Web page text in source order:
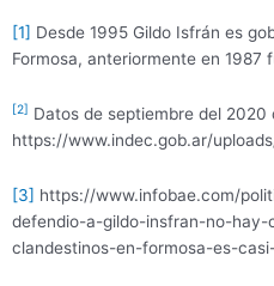
[1] Desde 1995 Gildo Isfrán es
Formosa, anteriormente en 1987
[2] Datos de septiembre del 2020
https://www.indec.gob.ar/
[3] https://www.infobae.com/
defendio-a-gildo-insfran-no-
clandestinos-en-formosa-es-